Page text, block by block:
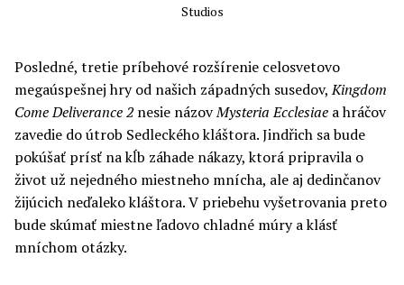
Studios
Posledné, tretie príbehové rozšírenie celosvetovo
megaúspešnej hry od našich západných susedov,Kingdom
Come Deliverance 2nesie názovMysteria Ecclesiae a hráčov
zavedie do útrob Sedleckého kláštora. Jindřich sa bude
pokúšať prísť na kĺb záhade nákazy, ktorá pripravila o
život už nejedného miestneho mnícha, ale aj dedinčanov
žijúcich neďaleko kláštora. V priebehu vyšetrovania preto
bude skúmať miestne ľadovo chladné múry a klásť
mníchom otázky.